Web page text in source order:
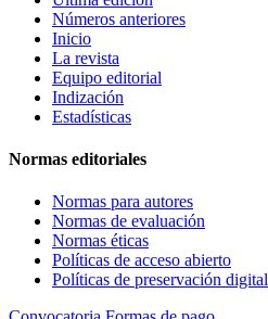
Números anteriores
Inicio
La revista
Equipo editorial
Indización
Estadísticas
Normas editoriales
Normas para autores
Normas de evaluación
Normas éticas
Políticas de acceso abierto
Políticas de preservación digital